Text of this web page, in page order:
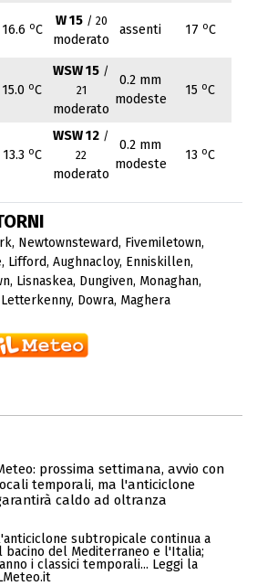
16.6 oC
W 15 / 20
moderato
assenti 17 oC
15.0 oC
WSW 15 /
21
moderato
0.2 mm
modeste
15 oC
13.3 oC
WSW 12 /
22
moderato
0.2 mm
modeste
13 oC
, Newtownsteward, Fivemiletown,
, Lifford, Aughnacloy, Enniskillen,
, Lisnaskea, Dungiven, Monaghan,
Letterkenny, Dowra, Maghera
prossima settimana, avvio con
temporali, ma l'anticiclone
caldo ad oltranza
subtropicale continua a
bacino del Mediterraneo e l'Italia;
i classici temporali... Leggi la